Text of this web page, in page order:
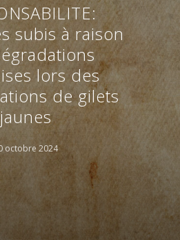
subis à raison
lors des
de gilets
jaunes
octobre 2024